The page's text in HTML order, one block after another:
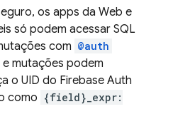
os apps da Web e
só podem acessar SQL
com @auth
mutações podem
o UID do Firebase Auth
como {field}_expr: